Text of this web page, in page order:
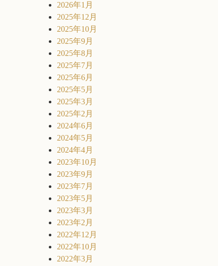
2026年1月
2025年12月
2025年10月
2025年9月
2025年8月
2025年7月
2025年6月
2025年5月
2025年3月
2025年2月
2024年6月
2024年5月
2024年4月
2023年10月
2023年9月
2023年7月
2023年5月
2023年3月
2023年2月
2022年12月
2022年10月
2022年3月